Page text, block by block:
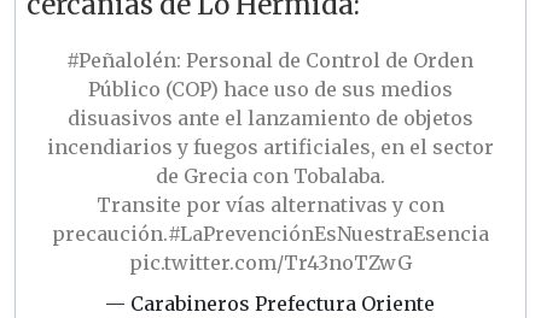
#Peñalolén: Personal de Control de Orden
Público (COP) hace uso de sus medios
disuasivos ante el lanzamiento de objetos
incendiarios y fuegos artificiales, en el sector
de Grecia con Tobalaba.
Transite por vías alternativas y con
precaución.#LaPrevenciónEsNuestraEsencia
pic.twitter.com/Tr43noTZwG
— Carabineros Prefectura Oriente